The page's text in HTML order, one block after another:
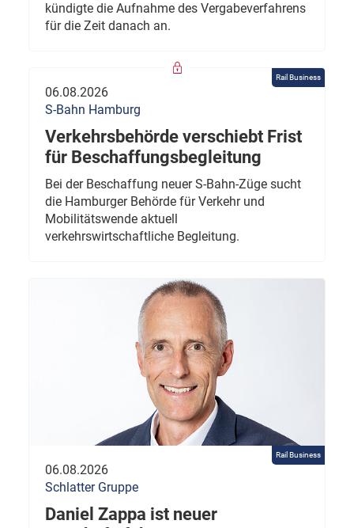
kündigte die Aufnahme des Vergabeverfahrens
für die Zeit danach an.
Rail Business
06.08.2026
S-Bahn Hamburg
Verkehrsbehörde verschiebt Frist
für Beschaffungsbegleitung
Bei der Beschaffung neuer S-Bahn-Züge sucht
die Hamburger Behörde für Verkehr und
Mobilitätswende aktuell
verkehrswirtschaftliche Begleitung.
Rail Business
06.08.2026
Schlatter Gruppe
Daniel Zappa ist neuer